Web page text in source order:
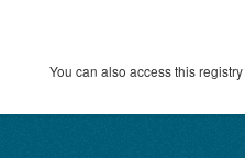
You can also access this